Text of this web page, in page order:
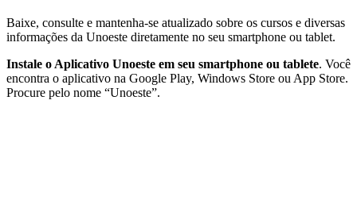
Baixe, consulte e mantenha-se atualizado sobre os cursos e diversas
informações da Unoeste diretamente no seu smartphone ou tablet.
Instale o Aplicativo Unoeste em seu smartphone ou tablete. Você
encontra o aplicativo na Google Play, Windows Store ou App Store.
Procure pelo nome “Unoeste”.